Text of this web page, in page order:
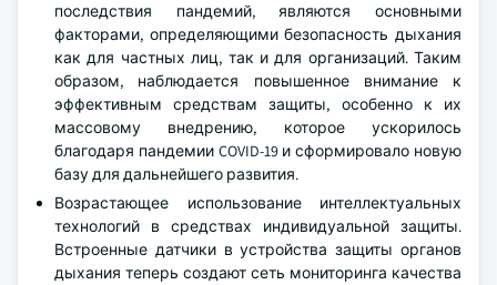
последствия пандемий, являются основными
факторами, определяющими безопасность дыхания
как для частных лиц, так и для организаций. Таким
образом, наблюдается повышенное внимание к
эффективным средствам защиты, особенно к их
массовому внедрению, которое ускорилось
благодаря пандемии COVID-19 и сформировало новую
базу для дальнейшего развития.
Возрастающее использование интеллектуальных
технологий в средствах индивидуальной защиты.
Встроенные датчики в устройства защиты органов
дыхания теперь создают сеть мониторинга качества